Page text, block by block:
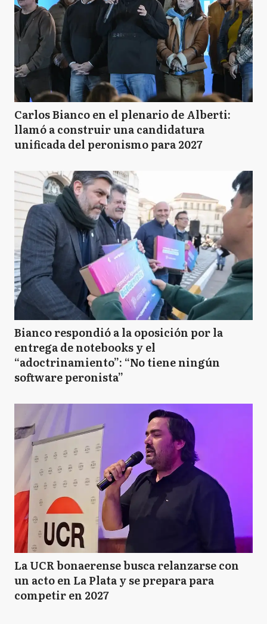
Carlos Bianco en el plenario de Alberti:
llamó a construir una candidatura
unificada del peronismo para 2027
Bianco respondió a la oposición por la
entrega de notebooks y el
“adoctrinamiento”: “No tiene ningún
software peronista”
La UCR bonaerense busca relanzarse con
un acto en La Plata y se prepara para
competir en 2027